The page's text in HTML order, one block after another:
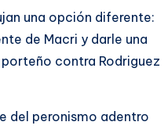
una opción diferente:
de Macri y darle una
contra Rodriguez
del peronismo adentro